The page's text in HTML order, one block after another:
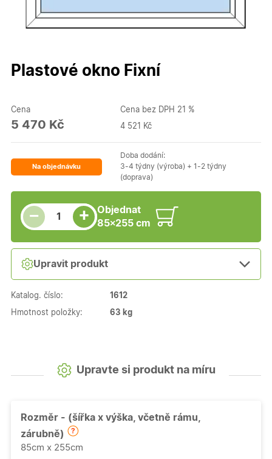
Plastové okno Fixní
Cena
5 470 Kč
Cena bez DPH 21 %
4 521 Kč
Na objednávku
Doba dodání:
3-4 týdny (výroba) + 1-2 týdny
(doprava)
−
Snížit množství
Počet kusů +
Zvýšit množství
Objednat
85×255 cm
Upravit produkt
Katalog. číslo: 1612
Hmotnost položky: 63 kg
Upravte si produkt na míru
Rozměr - (šířka x výška, včetně rámu,
zárubně)
85cm x 255cm